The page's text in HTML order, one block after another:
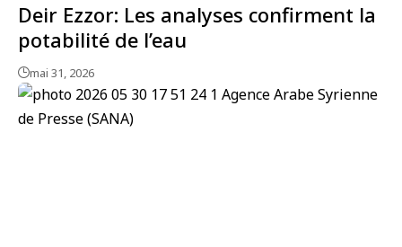
Deir Ezzor: Les analyses confirment la
potabilité de l’eau
mai 31, 2026